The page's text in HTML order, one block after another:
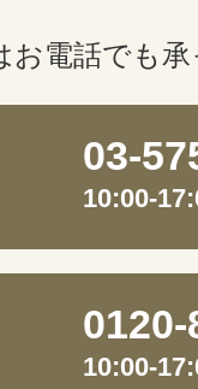
お電話でも
03-
10:00-
10:00-